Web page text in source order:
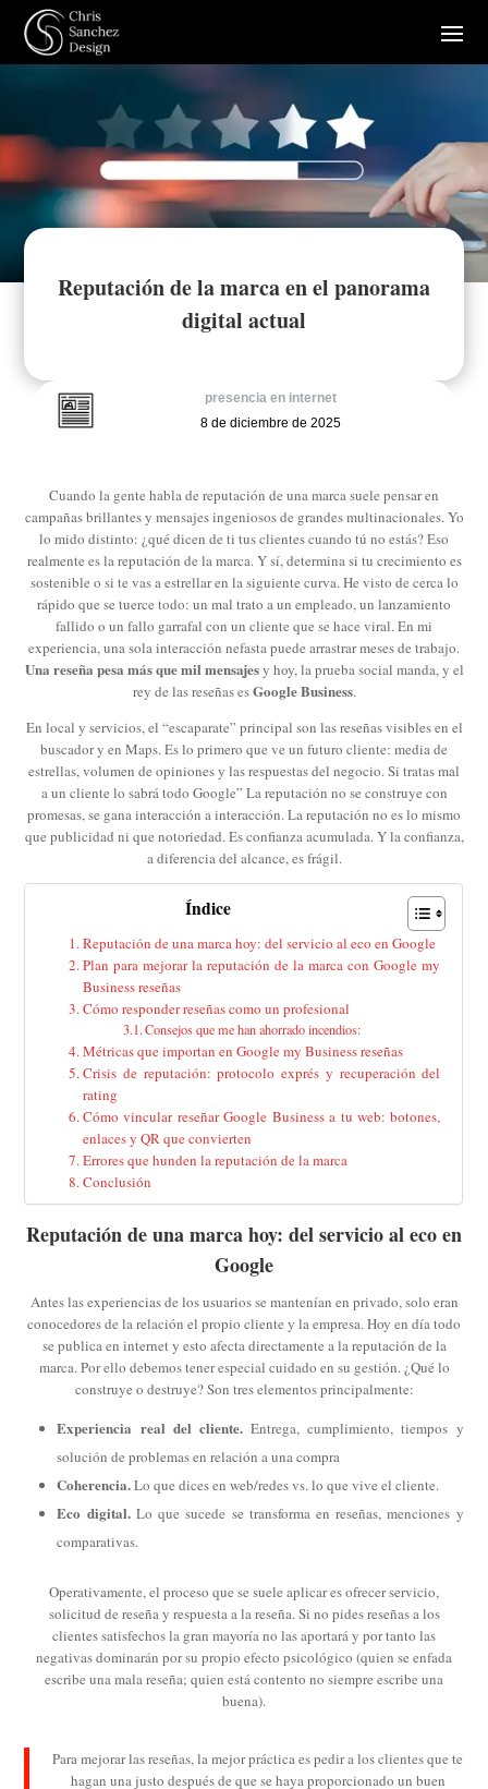
Reputación de la marca en el panorama
digital actual
presencia en internet
8 de diciembre de 2025
Cuando la gente habla de reputación de una marca suele pensar en
campañas brillantes y mensajes ingeniosos de grandes multinacionales. Yo
lo mido distinto: ¿qué dicen de ti tus clientes cuando tú no estás? Eso
realmente es la reputación de la marca. Y sí, determina si tu crecimiento es
sostenible o si te vas a estrellar en la siguiente curva. He visto de cerca lo
rápido que se tuerce todo: un mal trato a un empleado, un lanzamiento
fallido o un fallo garrafal con un cliente que se hace viral. En mi
experiencia, una sola interacción nefasta puede arrastrar meses de trabajo.
Una reseña pesa más que mil mensajesy hoy, la prueba social manda, y el
rey de las reseñas esGoogle Business.
En local y servicios, el “escaparate” principal son las reseñas visibles en el
buscador y en Maps. Es lo primero que ve un futuro cliente: media de
estrellas, volumen de opiniones y las respuestas del negocio. Si tratas mal
a un cliente lo sabrá todo Google” La reputación no se construye con
promesas, se gana interacción a interacción. La reputación no es lo mismo
que publicidad ni que notoriedad. Es confianza acumulada. Y la confianza,
a diferencia del alcance, es frágil.
Índice
Reputación de una marca hoy: del servicio al eco en Google
Plan para mejorar la reputación de la marca con Google my
Business reseñas
Cómo responder reseñas como un profesional
Consejos que me han ahorrado incendios:
Métricas que importan en Google my Business reseñas
Crisis de reputación: protocolo exprés y recuperación del
rating
Cómo vincular reseñar Google Business a tu web: botones,
enlaces y QR que convierten
Errores que hunden la reputación de la marca
Conclusión
Reputación de una marca hoy: del servicio al eco en
Google
Antes las experiencias de los usuarios se mantenían en privado, solo eran
conocedores de la relación el propio cliente y la empresa. Hoy en día todo
se publica en internet y esto afecta directamente a la reputación de la
marca. Por ello debemos tener especial cuidado en su gestión. ¿Qué lo
construye o destruye? Son tres elementos principalmente:
Experiencia real del cliente.Entrega, cumplimiento, tiempos y
solución de problemas en relación a una compra
Coherencia.Lo que dices en web/redes vs. lo que vive el cliente.
Eco digital.Lo que sucede se transforma en reseñas, menciones y
comparativas.
Operativamente, el proceso que se suele aplicar es ofrecer servicio,
solicitud de reseña y respuesta a la reseña. Si no pides reseñas a los
clientes satisfechos la gran mayoría no las aportará y por tanto las
negativas dominarán por su propio efecto psicológico (quien se enfada
escribe una mala reseña; quien está contento no siempre escribe una
buena).
Para mejorar las reseñas, la mejor práctica es pedir a los clientes que te
hagan una justo después de que se haya proporcionado un buen